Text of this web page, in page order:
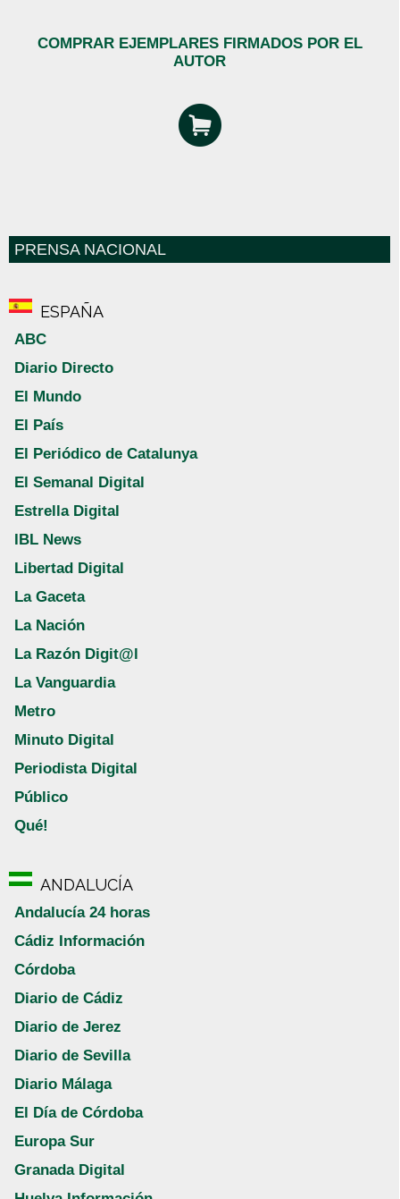
COMPRAR EJEMPLARES FIRMADOS POR EL
AUTOR
PRENSA NACIONAL
ESPAÑA
ABC
Diario Directo
El Mundo
El País
El Periódico de Catalunya
El Semanal Digital
Estrella Digital
IBL News
Libertad Digital
La Gaceta
La Nación
La Razón Digit@l
La Vanguardia
Metro
Minuto Digital
Periodista Digital
Público
Qué!
ANDALUCÍA
Andalucía 24 horas
Cádiz Información
Córdoba
Diario de Cádiz
Diario de Jerez
Diario de Sevilla
Diario Málaga
El Día de Córdoba
Europa Sur
Granada Digital